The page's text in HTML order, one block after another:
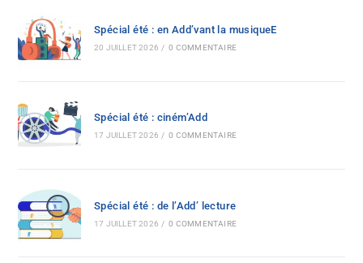
Spécial été : en Add’vant la musiqueE
20 JUILLET 2026 / 0 COMMENTAIRE
Spécial été : ciném’Add
17 JUILLET 2026 / 0 COMMENTAIRE
Spécial été : de l’Add’ lecture
17 JUILLET 2026 / 0 COMMENTAIRE